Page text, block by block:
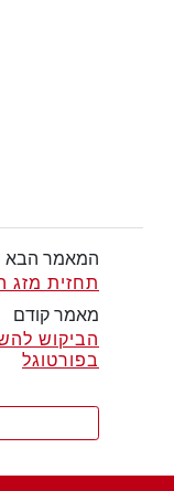
המאמר הבא
תחזית מזג
מאמר קודם
הביקוש
בפורטוגל